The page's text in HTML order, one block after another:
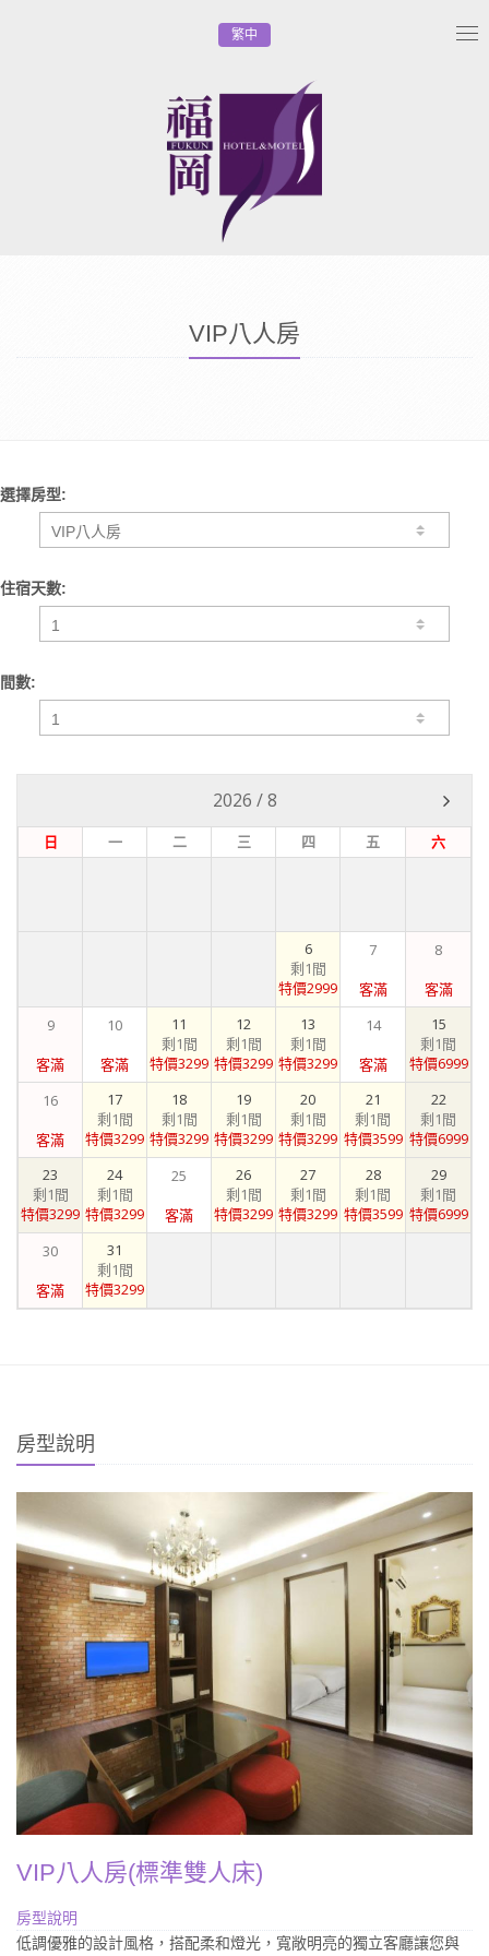
繁中
VIP八人房
選擇房型:
住宿天數:
間數:
2026 /8
日 一 二 三 四 五 六
6
剩1間
特價2999
7
客滿
8
客滿
9
客滿
10
客滿
11
剩1間
特價3299
12
剩1間
特價3299
13
剩1間
特價3299
14
客滿
15
剩1間
特價6999
16
客滿
17
剩1間
特價3299
18
剩1間
特價3299
19
剩1間
特價3299
20
剩1間
特價3299
21
剩1間
特價3599
22
剩1間
特價6999
23
剩1間
特價3299
24
剩1間
特價3299
25
客滿
26
剩1間
特價3299
27
剩1間
特價3299
28
剩1間
特價3599
29
剩1間
特價6999
30
客滿
31
剩1間
特價3299
房型說明
VIP八人房(標準雙人床)
房型說明
低調優雅的設計風格，搭配柔和燈光，寬敞明亮的獨立客廳讓您與